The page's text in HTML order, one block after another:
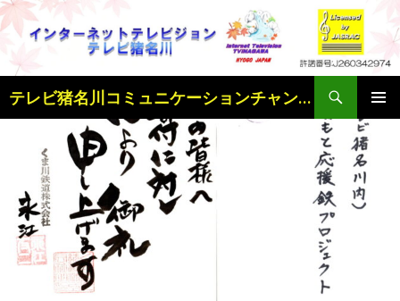
テレビ猪名川コミュニケーションチャンネル
索
メインメ
ニュー
へ
ス
キ
ッ